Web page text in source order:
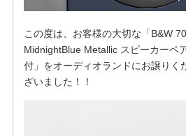
この度は、お客様の大切な「B&W
MidnightBlue Metallic スピーカーペ
付」をオーディオランドにお譲りく
ざいました！！